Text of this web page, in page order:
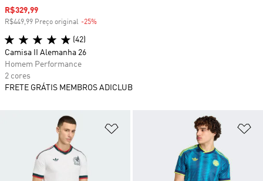
Adicionar à Lista de Desejos
Preço com desconto
R$329,99
R$449,99 Preço original -25%
(42)
Camisa II Alemanha 26
Homem Performance
2 cores
FRETE GRÁTIS MEMBROS ADICLUB